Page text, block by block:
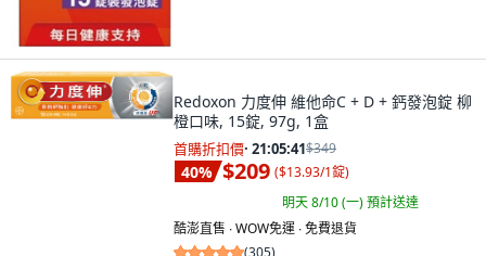
Redoxon 力度伸 維他命C + D + 鈣發泡錠 柳
橙口味, 15錠, 97g, 1盒
首購折扣價· 21:05:40$349
40% $209 ($13.93/1錠)
明天 8/10 (一)預計送達
酷澎直售 ∙ WOW免運 ∙ 免費退貨